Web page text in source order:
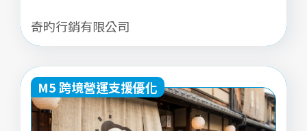
奇旳行銷有限公司
M5 跨境營運支援優化